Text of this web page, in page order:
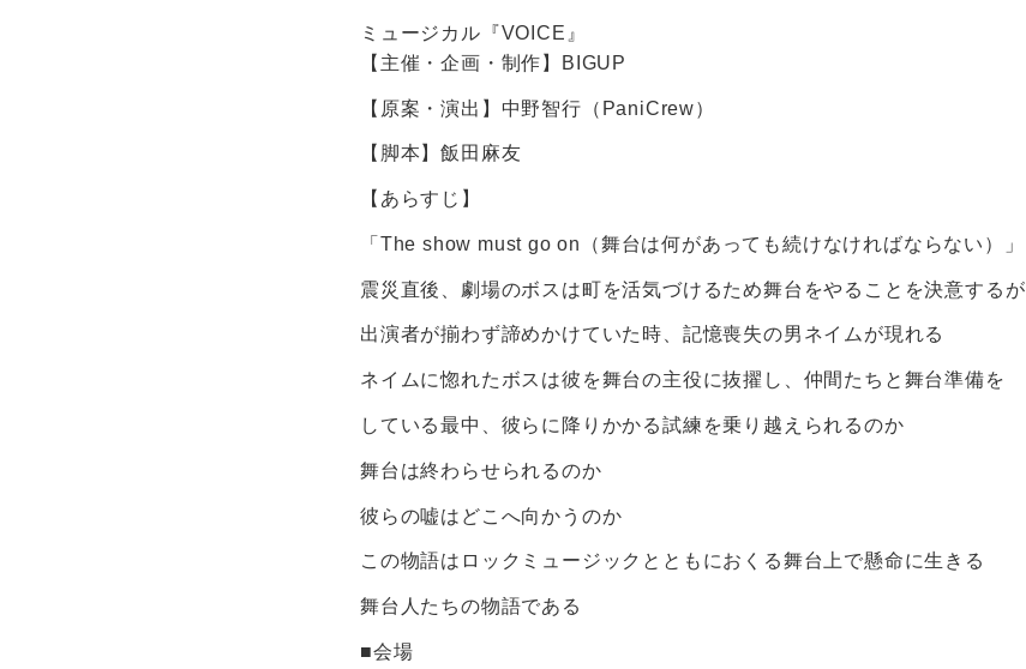
ミュージカル『VOICE』
【主催・企画・制作】BIGUP
【原案・演出】中野智行（PaniCrew）
【脚本】飯田麻友
【あらすじ】
「The show must go on（舞台は何があっても続けなければならない）」
震災直後、劇場のボスは町を活気づけるため舞台をやることを決意するが
出演者が揃わず諦めかけていた時、記憶喪失の男ネイムが現れる
ネイムに惚れたボスは彼を舞台の主役に抜擢し、仲間たちと舞台準備を
している最中、彼らに降りかかる試練を乗り越えられるのか
舞台は終わらせられるのか
彼らの嘘はどこへ向かうのか
この物語はロックミュージックとともにおくる舞台上で懸命に生きる
舞台人たちの物語である
■会場